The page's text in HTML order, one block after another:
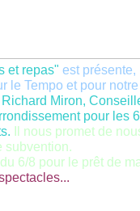
et repas" est
le Tempo et pour
Richard Miron,
pour les
Il nous promet de
subvention.
6/8 pour le prêt de